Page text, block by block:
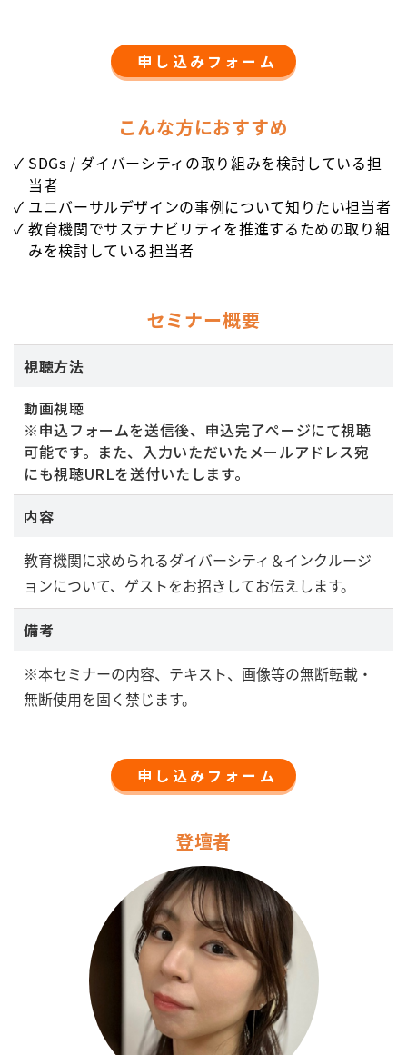
申し込みフォーム
こんな方におすすめ
SDGs / ダイバーシティの取り組みを検討している担
当者
ユニバーサルデザインの事例について知りたい担当者
教育機関でサステナビリティを推進するための取り組
みを検討している担当者
セミナー概要
視聴方法
動画視聴
※申込フォームを送信後、申込完了ページにて視聴
可能です。また、入力いただいたメールアドレス宛
にも視聴URLを送付いたします。
内容
教育機関に求められるダイバーシティ＆インクルージ
ョンについて、ゲストをお招きしてお伝えします。
備考
※本セミナーの内容、テキスト、画像等の無断転載・
無断使用を固く禁じます。
申し込みフォーム
登壇者